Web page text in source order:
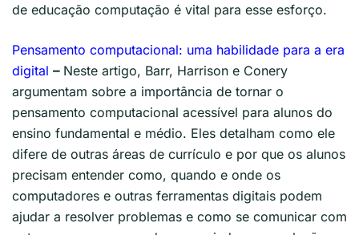
de educação computação é vital para esse esforço.
Pensamento computacional: uma habilidade para a era
digital – Neste artigo, Barr, Harrison e Conery
argumentam sobre a importância de tornar o
pensamento computacional acessível para alunos do
ensino fundamental e médio. Eles detalham como ele
difere de outras áreas de currículo e por que os alunos
precisam entender como, quando e onde os
computadores e outras ferramentas digitais podem
ajudar a resolver problemas e como se comunicar com